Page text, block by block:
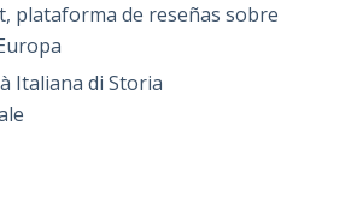
plataforma de reseñas sobre
Italiana di Storia